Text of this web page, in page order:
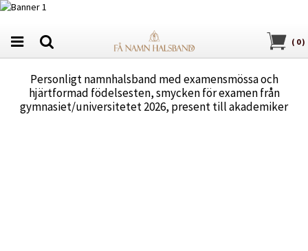
( 0)
Personligt namnhalsband med examensmössa och
hjärtformad födelsesten, smycken för examen från
gymnasiet/universitetet 2026, present till akademiker